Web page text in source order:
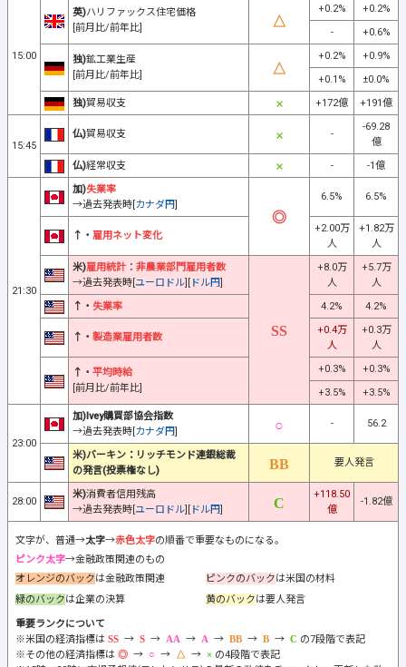
15:00
英)ハリファックス住宅価格
[前月比/前年比]
+0.2%
+0.2%
-
+0.6%
独)鉱工業生産
[前月比/前年比]
+0.2%
+0.9%
+0.1%
±0.0%
独)貿易収支 +172億 +191億
15:45
仏)貿易収支 -
-69.28
億
仏)経常収支 - -1億
21:30
加)失業率
→過去発表時[カナダ円]
6.5% 6.5%
↑・ 雇用ネット変化
+2.00万
人
+1.82万
人
米)雇用統計 ： 非農業部門雇用者数
→過去発表時[ユーロドル][ ドル円]
+8.0万
人
+5.7万
人
↑・ 失業率 4.2% 4.2%
↑・ 製造業雇用者数
+0.4万
人
+0.3万
人
↑・ 平均時給
[前月比/前年比]
+0.3%
+0.3%
+3.5%
+3.5%
23:00
加)Ivey購買部協会指数
→過去発表時[カナダ円]
- 56.2
米)バーキン：リッチモンド連銀総裁
の発言(投票権なし)
要人発言
28:00
米)消費者信用残高
→過去発表時[ユーロドル][ ドル円]
+118.50
億
-1.82億
文字が、普通→太字→赤色太字の順番で重要なものになる。
ピンク太字→金融政策関連のもの
オレンジのバックは金融政策関連 ピンクのバックは米国の材料
緑のバックは企業の決算 黄のバックは要人発言
重要ランクについて
※米国の経済指標は
→ → → → → →
の7段階で表記
※その他の経済指標は
→ → →
の4段階で表記